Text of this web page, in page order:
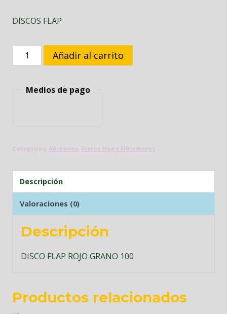
DISCOS FLAP
DISCO
ROJO
Añadir al carrito
Medios de pago
Categorías: Abrasivos, Discos Flap y Fibrodiscos
Descripción
Valoraciones (0)
Descripción
DISCO FLAP ROJO GRANO 100
Productos relacionados